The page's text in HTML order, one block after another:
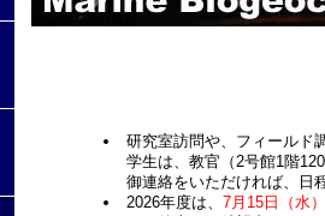
研究室訪問や、フィールド
学生は、教官（2号館1階
御連絡をいただければ、日
2026年度は、 7月15日（水